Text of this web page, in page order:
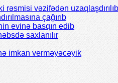
rəsmisi vəzifədən uzaqlaşdırılıb
çağırıb
evinə basqın edib
saxlanılır
imkan verməyəcəyik